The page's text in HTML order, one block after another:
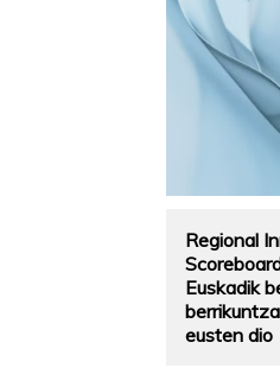
Regional
Euskadik
eusten dio